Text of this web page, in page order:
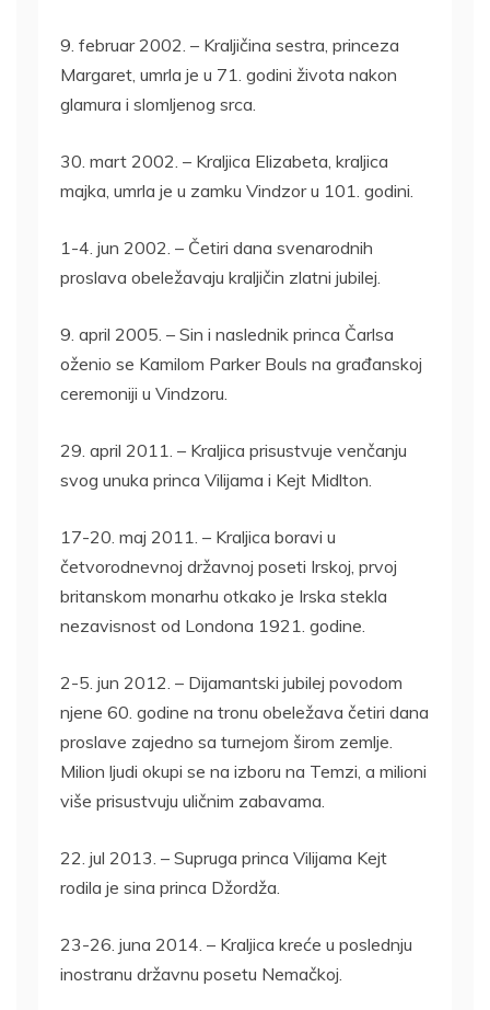
9. februar 2002. – Kraljičina sestra, princeza
Margaret, umrla je u 71. godini života nakon
glamura i slomljenog srca.
30. mart 2002. – Kraljica Elizabeta, kraljica
majka, umrla je u zamku Vindzor u 101. godini.
1-4. jun 2002. – Četiri dana svenarodnih
proslava obeležavaju kraljičin zlatni jubilej.
9. april 2005. – Sin i naslednik princa Čarlsa
oženio se Kamilom Parker Bouls na građanskoj
ceremoniji u Vindzoru.
29. april 2011. – Kraljica prisustvuje venčanju
svog unuka princa Vilijama i Kejt Midlton.
17-20. maj 2011. – Kraljica boravi u
četvorodnevnoj državnoj poseti Irskoj, prvoj
britanskom monarhu otkako je Irska stekla
nezavisnost od Londona 1921. godine.
2-5. jun 2012. – Dijamantski jubilej povodom
njene 60. godine na tronu obeležava četiri dana
proslave zajedno sa turnejom širom zemlje.
Milion ljudi okupi se na izboru na Temzi, a milioni
više prisustvuju uličnim zabavama.
22. jul 2013. – Supruga princa Vilijama Kejt
rodila je sina princa Džordža.
23-26. juna 2014. – Kraljica kreće u poslednju
inostranu državnu posetu Nemačkoj.